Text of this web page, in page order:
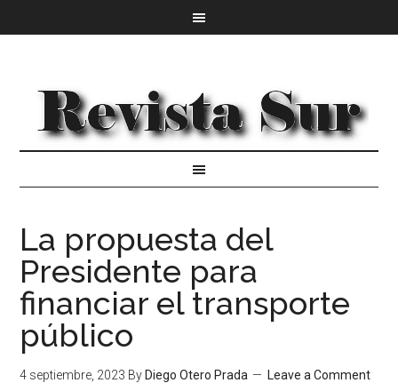
La propuesta del
Presidente para
financiar el transporte
público
4 septiembre, 2023 By Diego Otero Prada Leave a Comment